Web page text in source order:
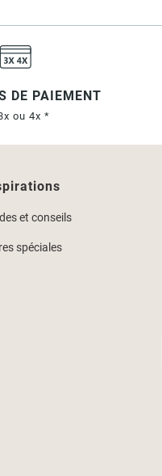
DE PAIEMENT
ou 4x *
et conseils
spéciales